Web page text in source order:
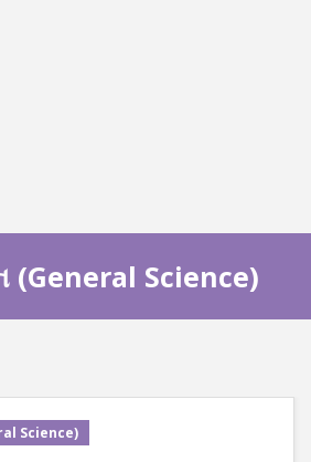
(General Science)
Science)